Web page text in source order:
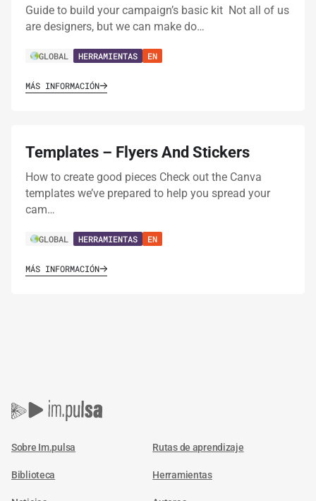
Guide to build your campaign’s basic kit Not all of us
are designers, but we can make do…
GLOBAL HERRAMIENTAS EN
MÁS INFORMACIÓN
Templates – Flyers And Stickers
How to create good pieces Check out the Canva
templates we’ve prepared to help you spread your
cam…
GLOBAL HERRAMIENTAS EN
MÁS INFORMACIÓN
Sobre Im.pulsa Rutas de aprendizaje
Biblioteca Herramientas